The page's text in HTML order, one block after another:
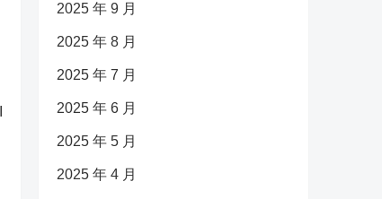
2025 年 9 月
2025 年 8 月
2025 年 7 月
2025 年 6 月
2025 年 5 月
2025 年 4 月